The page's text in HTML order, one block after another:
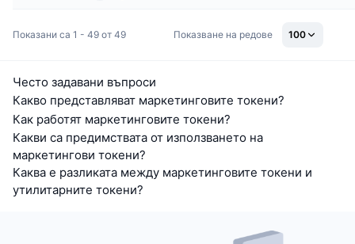
Показани са 1 - 49 от 49 Показване на редове 100
Често задавани въпроси
Какво представляват маркетинговите токени?
Как работят маркетинговите токени?
Какви са предимствата от използването на
маркетингови токени?
Каква е разликата между маркетинговите токени и
утилитарните токени?